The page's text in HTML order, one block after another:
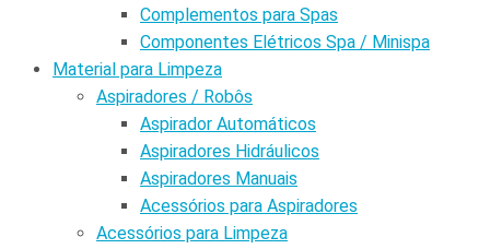
Complementos para Spas
Componentes Elétricos Spa / Minispa
Material para Limpeza
Aspiradores / Robôs
Aspirador Automáticos
Aspiradores Hidráulicos
Aspiradores Manuais
Acessórios para Aspiradores
Acessórios para Limpeza